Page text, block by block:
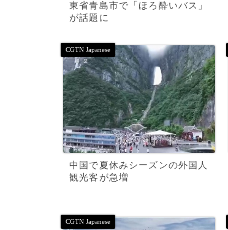
東省青島市で「ほろ酔いバス」
が話題に
中国で夏休みシーズンの外国人
観光客が急増